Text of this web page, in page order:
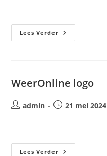
Lees Verder DPD
WeerOnline logo
Bericht
admin
Bericht21 mei 2024
Lees Verder WeerOnline